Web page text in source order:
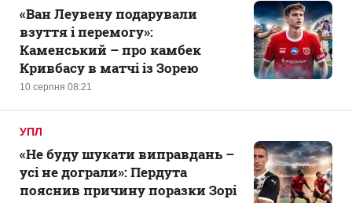
10 серпня 08:21
«Ван Леувену подарували
взуття і перемогу»:
Каменський – про камбек
Кривбасу в матчі із Зорею
УПЛ
«Не буду шукати виправдань –
усі не дограли»: Пердута
пояснив причину поразки Зорі